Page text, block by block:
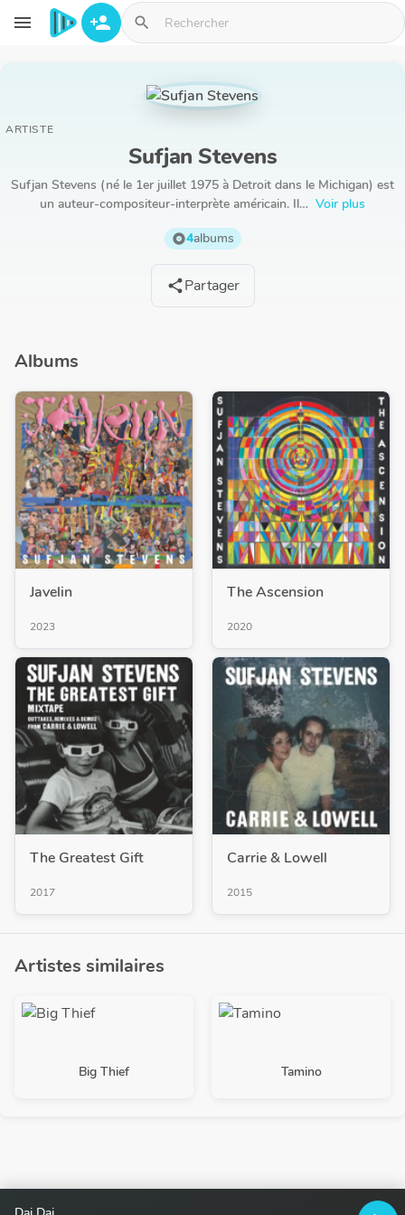
Aller au contenu principal
menu person_add search
ARTISTE
Sufjan Stevens
Sufjan Stevens (né le 1er juillet 1975 à Detroit dans le Michigan) est
un auteur-compositeur-interprète américain. Il… Voir plus
album4albums
sharePartager
Albums
Javelin
2023
The Ascension
2020
The Greatest Gift
2017
Carrie & Lowell
2015
Artistes similaires
Big Thief Tamino